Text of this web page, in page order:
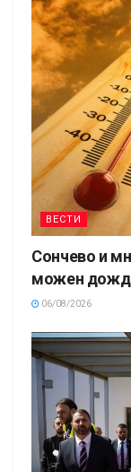
ВЕСТИ
Сончево и
можен дожд
06/08/2026